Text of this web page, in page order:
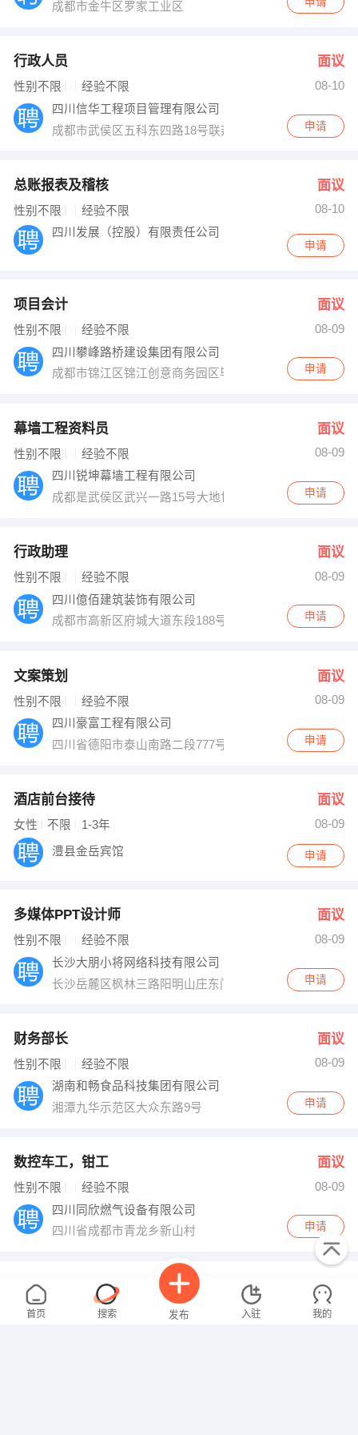
成都市金牛区罗家工业区
行政人员 面议
性别不限 经验不限
08-10
四川信华工程项目管理有限公司
成都市武侯区五科东四路18号联邦财富中心2栋801室
申请
总账报表及稽核 面议
性别不限 经验不限
08-10
四川发展（控股）有限责任公司
申请
项目会计 面议
性别不限 经验不限
08-09
四川攀峰路桥建设集团有限公司
成都市锦江区锦江创意商务园区毕昇路468号创世纪大厦
申请
幕墙工程资料员 面议
性别不限 经验不限
08-09
四川锐坤幕墙工程有限公司
成都是武侯区武兴一路15号大地世纪2栋6-B
申请
行政助理 面议
性别不限 经验不限
08-09
四川億佰建筑装饰有限公司
成都市高新区府城大道东段188号时代晶科名苑29栋303
申请
文案策划 面议
性别不限 经验不限
08-09
四川豪富工程有限公司
四川省德阳市泰山南路二段777号鲁能.南域中央9栋营1-4
申请
酒店前台接待 面议
女性 不限 1-3年 08-09
澧县金岳宾馆 申请
多媒体PPT设计师 面议
性别不限 经验不限
08-09
长沙大朋小将网络科技有限公司
长沙岳麓区枫林三路阳明山庄东门13栋103
申请
财务部长 面议
性别不限 经验不限
08-09
湖南和畅食品科技集团有限公司
湘潭九华示范区大众东路9号
申请
数控车工，钳工 面议
性别不限 经验不限
08-09
四川同欣燃气设备有限公司
四川省成都市青龙乡新山村
申请
质检员 面议
性别不限 经验不限
08-09
首页 搜索 发布 入驻 我的